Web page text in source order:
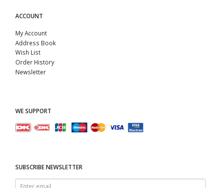
ACCOUNT
My Account
Address Book
Wish List
Order History
Newsletter
WE SUPPORT
SUBSCRIBE NEWSLETTER
Enter